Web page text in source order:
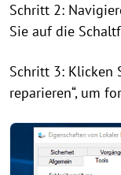
Schritt 2:
Sie auf die
Schritt 3: Klicken
reparieren“, um